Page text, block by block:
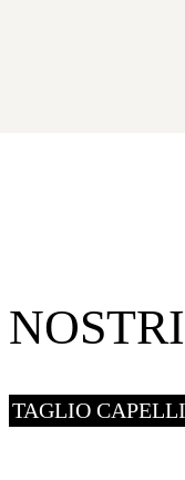
TAGLIO